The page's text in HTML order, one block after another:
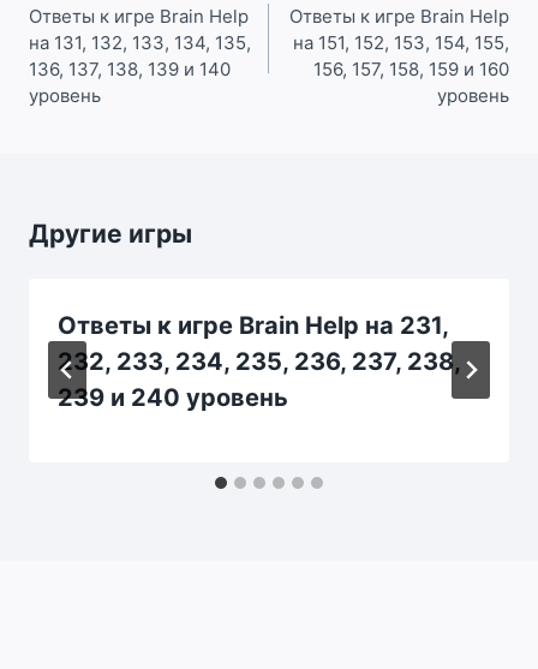
по
записям
Ответы к игре Brain Help
на 131, 132, 133, 134, 135,
136, 137, 138, 139 и 140
уровень
Ответы к игре Brain Help
на 151, 152, 153, 154, 155,
156, 157, 158, 159 и 160
уровень
Другие игры
Ответы к игре Brain Help на 231,
232, 233, 234, 235, 236, 237, 238,
239 и 240 уровень